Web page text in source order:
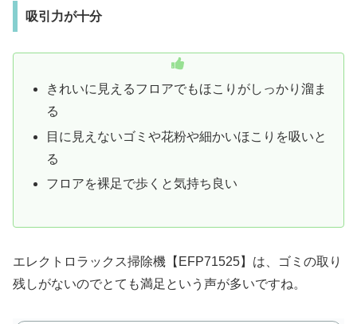
吸引力が十分
きれいに見えるフロアでもほこりがしっかり溜ま
る
目に見えないゴミや花粉や細かいほこりを吸いと
る
フロアを裸足で歩くと気持ち良い
エレクトロラックス掃除機【EFP71525】は、ゴミの取り
残しがないのでとても満足という声が多いですね。